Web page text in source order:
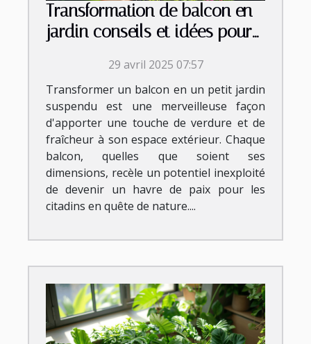
Transformation de balcon en
jardin conseils et idées pour
29 avril 2025 07:57
Transformer un balcon en un petit jardin
suspendu est une merveilleuse façon
d'apporter une touche de verdure et de
fraîcheur à son espace extérieur. Chaque
balcon, quelles que soient ses
dimensions, recèle un potentiel inexploité
de devenir un havre de paix pour les
citadins en quête de nature....